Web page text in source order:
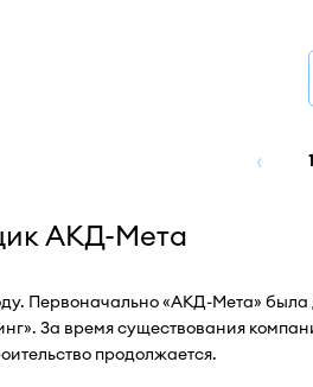
‹ 1
АКД-Мета
Первоначально «АКД-Мета»
За время существования
продолжается.